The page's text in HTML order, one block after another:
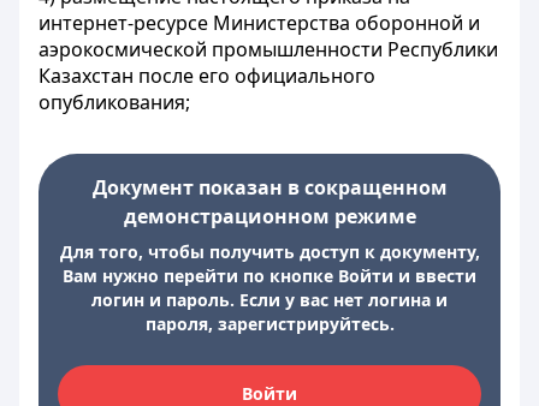
интернет-ресурсе Министерства оборонной и
аэрокосмической промышленности Республики
Казахстан после его официального
опубликования;
Документ показан в сокращенном
демонстрационном режиме
Для того, чтобы получить доступ к документу,
Вам нужно перейти по кнопке Войти и ввести
логин и пароль. Если у вас нет логина и
пароля, зарегистрируйтесь.
Войти